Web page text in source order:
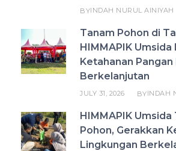
BYINDAH NURUL AINIYAH
Tanam Pohon di
HIMMAPIK Umsida
Ketahanan Pangan
Berkelanjutan
JULY 31, 2026 BYINDAH
HIMMAPIK Umsida
Pohon, Gerakkan
Lingkungan